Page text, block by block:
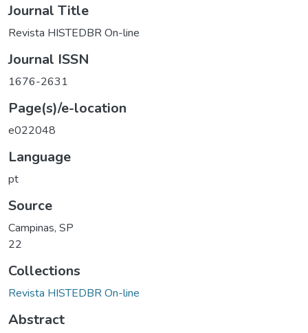
Journal Title
Revista HISTEDBR On-line
Journal ISSN
1676-2631
Page(s)/e-location
e022048
Language
pt
Source
Campinas, SP
22
Collections
Revista HISTEDBR On-line
Abstract